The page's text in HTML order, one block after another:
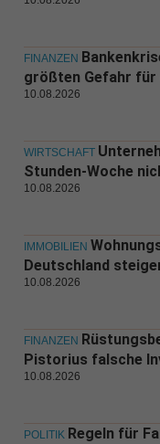
FINANZEN
größten Gefahr für
10.08.2026
WIRTSCHAFT
Stunden-Woche
10.08.2026
IMMOBILIEN
Deutschland
10.08.2026
FINANZEN
Pistorius falsche
10.08.2026
POLITIK Regeln für